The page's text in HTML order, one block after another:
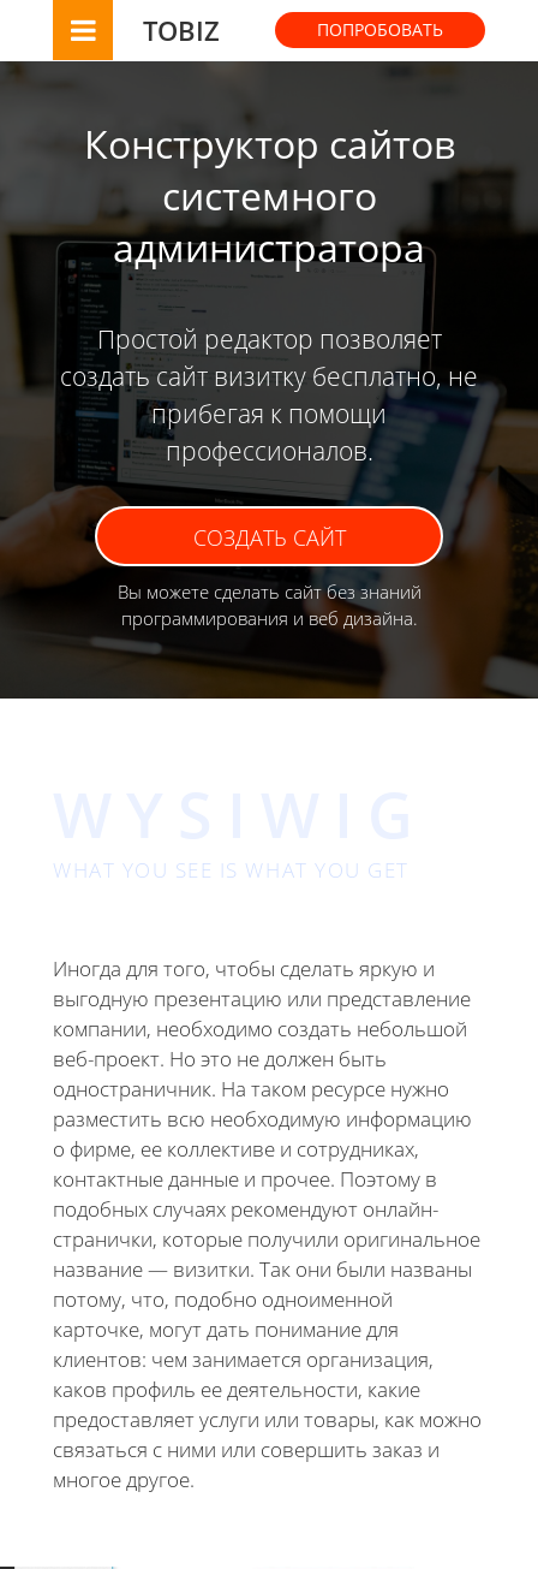
TOBIZ ПОПРОБОВАТЬ
Конструктор сайтов
системного
администратора
Простой редактор позволяет
создать сайт визитку бесплатно, не
прибегая к помощи
профессионалов.
СОЗДАТЬ САЙТ
Вы можете сделать сайт без знаний
программирования и веб дизайна.
WHAT YOU SEE IS WHAT YOU GET
Иногда для того, чтобы сделать яркую и
выгодную презентацию или представление
компании, необходимо создать небольшой
веб-проект. Но это не должен быть
одностраничник. На таком ресурсе нужно
разместить всю необходимую информацию
о фирме, ее коллективе и сотрудниках,
контактные данные и прочее. Поэтому в
подобных случаях рекомендуют онлайн-
странички, которые получили оригинальное
название — визитки. Так они были названы
потому, что, подобно одноименной
карточке, могут дать понимание для
клиентов: чем занимается организация,
каков профиль ее деятельности, какие
предоставляет услуги или товары, как можно
связаться с ними или совершить заказ и
многое другое.